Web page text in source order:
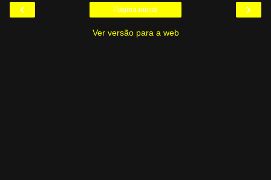
‹ ›
Página inicial
Ver versão para a web